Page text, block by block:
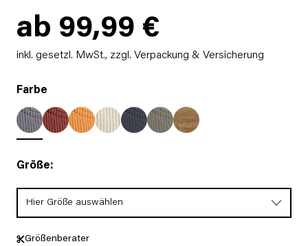
ab 99,99 €
inkl. gesetzl. MwSt., zzgl. Verpackung & Versicherung
Farbe
Größe:
Hier Größe auswählen
Größenberater